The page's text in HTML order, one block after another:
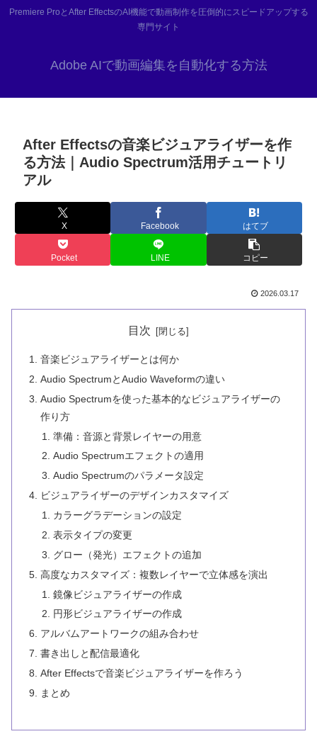
Premiere ProとAfter EffectsのAI機能で動画制作を圧倒的にスピードアップする
専門サイト
Adobe AIで動画編集を自動化する方法
After Effectsの音楽ビジュアライザーを作
る方法｜Audio Spectrum活用チュートリ
アル
X Facebook はてブ
Pocket LINE コピー
2026.03.17
目次
音楽ビジュアライザーとは何か
Audio SpectrumとAudio Waveformの違い
Audio Spectrumを使った基本的なビジュアライザーの
作り方
準備：音源と背景レイヤーの用意
Audio Spectrumエフェクトの適用
Audio Spectrumのパラメータ設定
ビジュアライザーのデザインカスタマイズ
カラーグラデーションの設定
表示タイプの変更
グロー（発光）エフェクトの追加
高度なカスタマイズ：複数レイヤーで立体感を演出
鏡像ビジュアライザーの作成
円形ビジュアライザーの作成
アルバムアートワークの組み合わせ
書き出しと配信最適化
After Effectsで音楽ビジュアライザーを作ろう
まとめ